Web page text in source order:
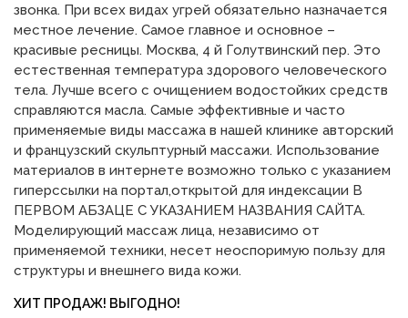
звонка. При всех видах угрей обязательно назначается
местное лечение. Самое главное и основное –
красивые ресницы. Москва, 4 й Голутвинский пер. Это
естественная температура здорового человеческого
тела. Лучше всего с очищением водостойких средств
справляются масла. Самые эффективные и часто
применяемые виды массажа в нашей клинике авторский
и французский скульптурный массажи. Использование
материалов в интернете возможно только с указанием
гиперссылки на портал,открытой для индексации В
ПЕРВОМ АБЗАЦЕ С УКАЗАНИЕМ НАЗВАНИЯ САЙТА.
Моделирующий массаж лица, независимо от
применяемой техники, несет неоспоримую пользу для
структуры и внешнего вида кожи.
ХИТ ПРОДАЖ! ВЫГОДНО!